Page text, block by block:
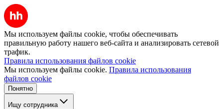
Мы используем файлы cookie, чтобы обеспечивать
правильную работу нашего веб-сайта и анализировать сетевой
трафик.
Правила использования файлов cookie
Мы используем файлы cookie. Правила использования
файлов cookie
Понятно
Ищу сотрудника